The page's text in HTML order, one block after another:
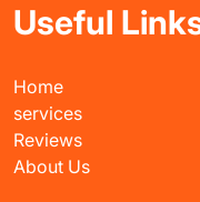
Useful
Home
services
Reviews
About Us